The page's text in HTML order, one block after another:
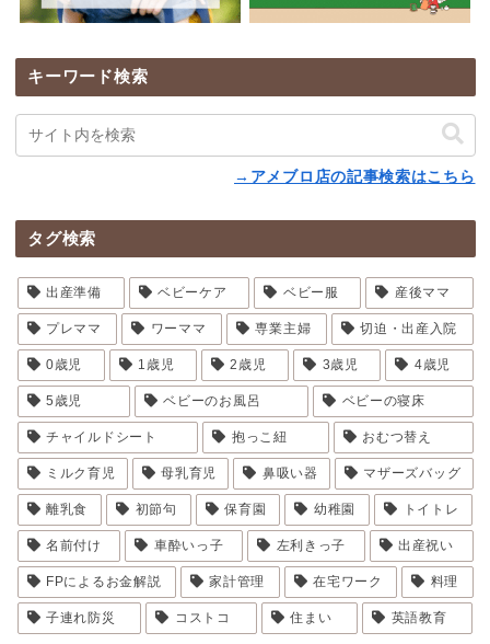
キーワード検索
→アメブロ店の記事検索はこちら
タグ検索
出産準備 ベビーケア ベビー服 産後ママ
プレママ ワーママ 専業主婦 切迫・出産入院
0歳児 1歳児 2歳児 3歳児 4歳児
5歳児 ベビーのお風呂 ベビーの寝床
チャイルドシート 抱っこ紐 おむつ替え
ミルク育児 母乳育児 鼻吸い器 マザーズバッグ
離乳食 初節句 保育園 幼稚園 トイトレ
名前付け 車酔いっ子 左利きっ子 出産祝い
FPによるお金解説 家計管理 在宅ワーク 料理
子連れ防災 コストコ 住まい 英語教育